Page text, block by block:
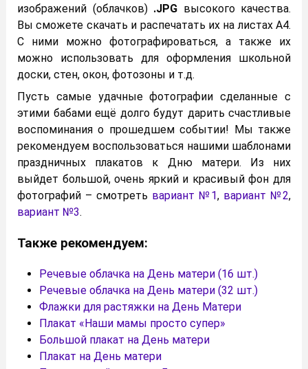
изображений (облачков).JPG высокого качества.
Вы сможете скачать и распечатать их на листах А4.
С ними можно фотографироваться, а также их
можно использовать для оформления школьной
доски, стен, окон, фотозоны и т.д.
Пусть самые удачные фотографии сделанные с
этими бабами ещё долго будут дарить счастливые
воспоминания о прошедшем событии! Мы также
рекомендуем воспользоваться нашими шаблонами
праздничных плакатов к Дню матери. Из них
выйдет большой, очень яркий и красивый фон для
фотографий – смотреть вариант №1, вариант №2,
вариант №3.
Также рекомендуем:
Речевые облачка на День матери (16 шт.)
Речевые облачка на День матери (32 шт.)
Флажки для растяжки на День Матери
Плакат «Наши мамы просто супер»
Большой плакат на День матери
Плакат на День матери